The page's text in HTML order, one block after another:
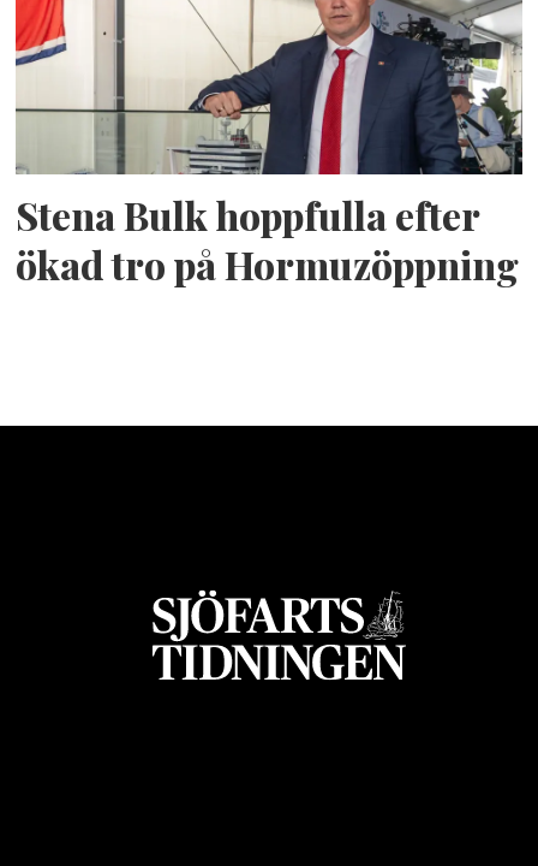
Stena Bulk hoppfulla efter
ökad tro på Hormuzöppning